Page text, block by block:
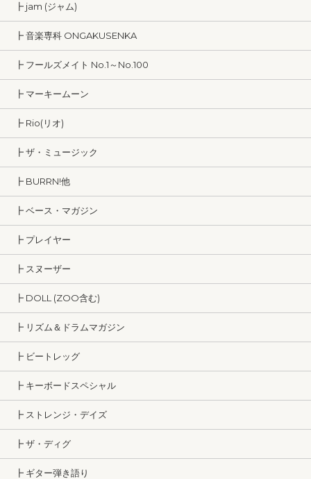
┣ jam (ジャム)
┣ 音楽専科 ONGAKUSENKA
┣ フールズメイト No.1～No.100
┣ マーキームーン
┣ Rio(リオ)
┣ ザ・ミュージック
┣ BURRN!他
┣ ベース・マガジン
┣ プレイヤー
┣ スヌーザー
┣ DOLL (ZOO含む)
┣ リズム＆ドラムマガジン
┣ ビートレッグ
┣ キーボードスペシャル
┣ ストレンジ・デイズ
┣ ザ・ディグ
┣ ギター弾き語り